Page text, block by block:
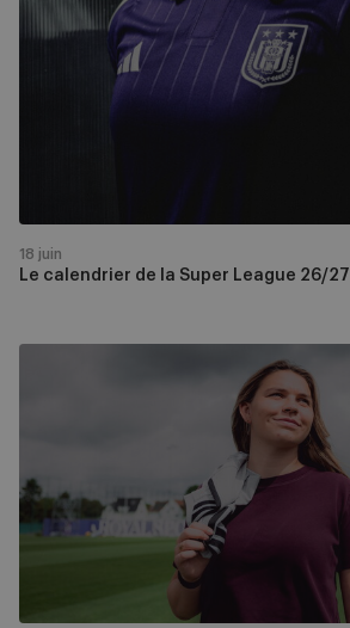
Le calendrier de la Super League 26/27
18 juin
RSCA
Women